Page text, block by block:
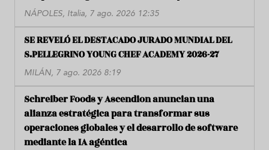
NÁPOLES, Italia, 7 ago. 2026 12:35
SE REVELÓ EL DESTACADO JURADO MUNDIAL DEL
S.PELLEGRINO YOUNG CHEF ACADEMY 2026-27
MILÁN, 7 ago. 2026 8:19
Schreiber Foods y Ascendion anuncian una
alianza estratégica para transformar sus
operaciones globales y el desarrollo de software
mediante la IA agéntica